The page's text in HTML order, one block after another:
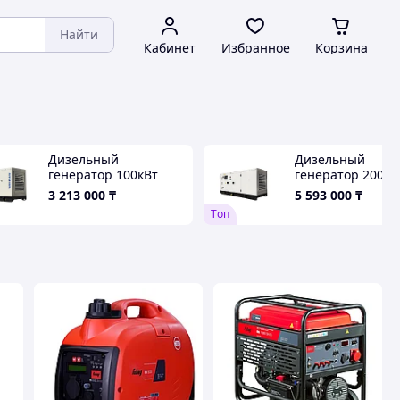
Найти
Кабинет Избранное Корзина
Дизельный
генератор 100кВт
140кВА в кожухе с АВР
3 213 000 ₸
Tоп
Дизельный
генератор
кожухе с АВР
5 593 000 ₸